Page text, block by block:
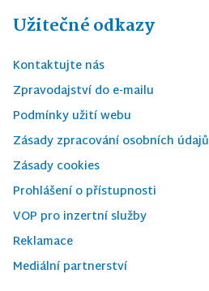
Užitečné odkazy
Kontaktujte nás
Zpravodajství do e-mailu
Podmínky užití webu
Zásady zpracování osobních údajů
Zásady cookies
Prohlášení o přístupnosti
VOP pro inzertní služby
Reklamace
Mediální partnerství